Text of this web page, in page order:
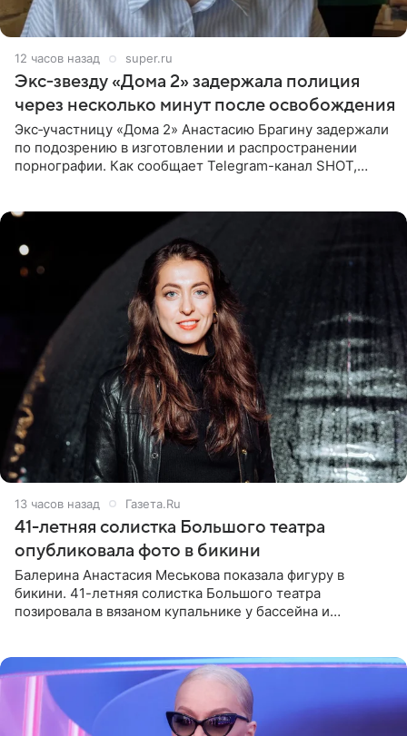
12 часов назад super.ru
Экс‑звезду «Дома 2» задержала полиция
через несколько минут после освобождения
Экс‑участницу «Дома 2» Анастасию Брагину задержали
по подозрению в изготовлении и распространении
порнографии. Как сообщает Telegram-канал SHOT,
13 часов назад Газета.Ru
41-летняя солистка Большого театра
опубликовала фото в бикини
Балерина Анастасия Меськова показала фигуру в
бикини. 41-летняя солистка Большого театра
позировала в вязаном купальнике у бассейна и